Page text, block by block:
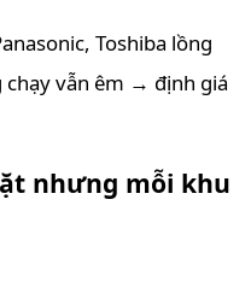
Toshiba lồng
vẫn êm → định giá
nhưng mỗi khu